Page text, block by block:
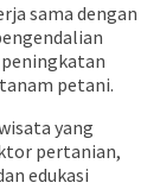
sama dengan
petani.
yang
pertanian,
edukasi